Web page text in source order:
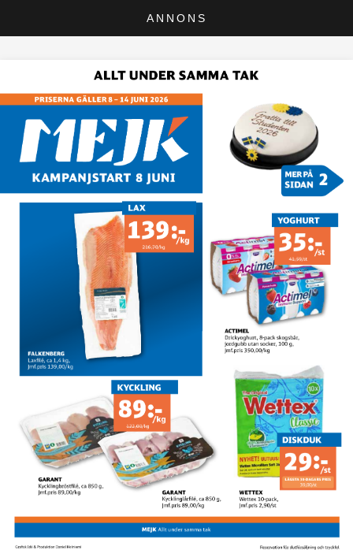
ANNONS